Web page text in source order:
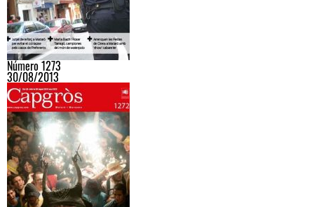
Número 1273
30/08/2013